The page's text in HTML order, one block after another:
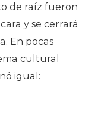
de raíz fueron
y se cerrará
En pocas
cultural
igual: